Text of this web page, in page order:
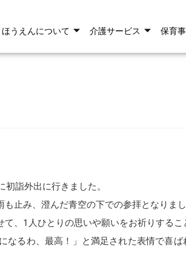
ほうえんについて 介護サービス 保育
詣外出に行きました。
止み、澄んだ青空の下での参拝となりまし
、1人ひとりの思いや願いをお祈りするこ
なるわ、最高！」と満足された表情で喜